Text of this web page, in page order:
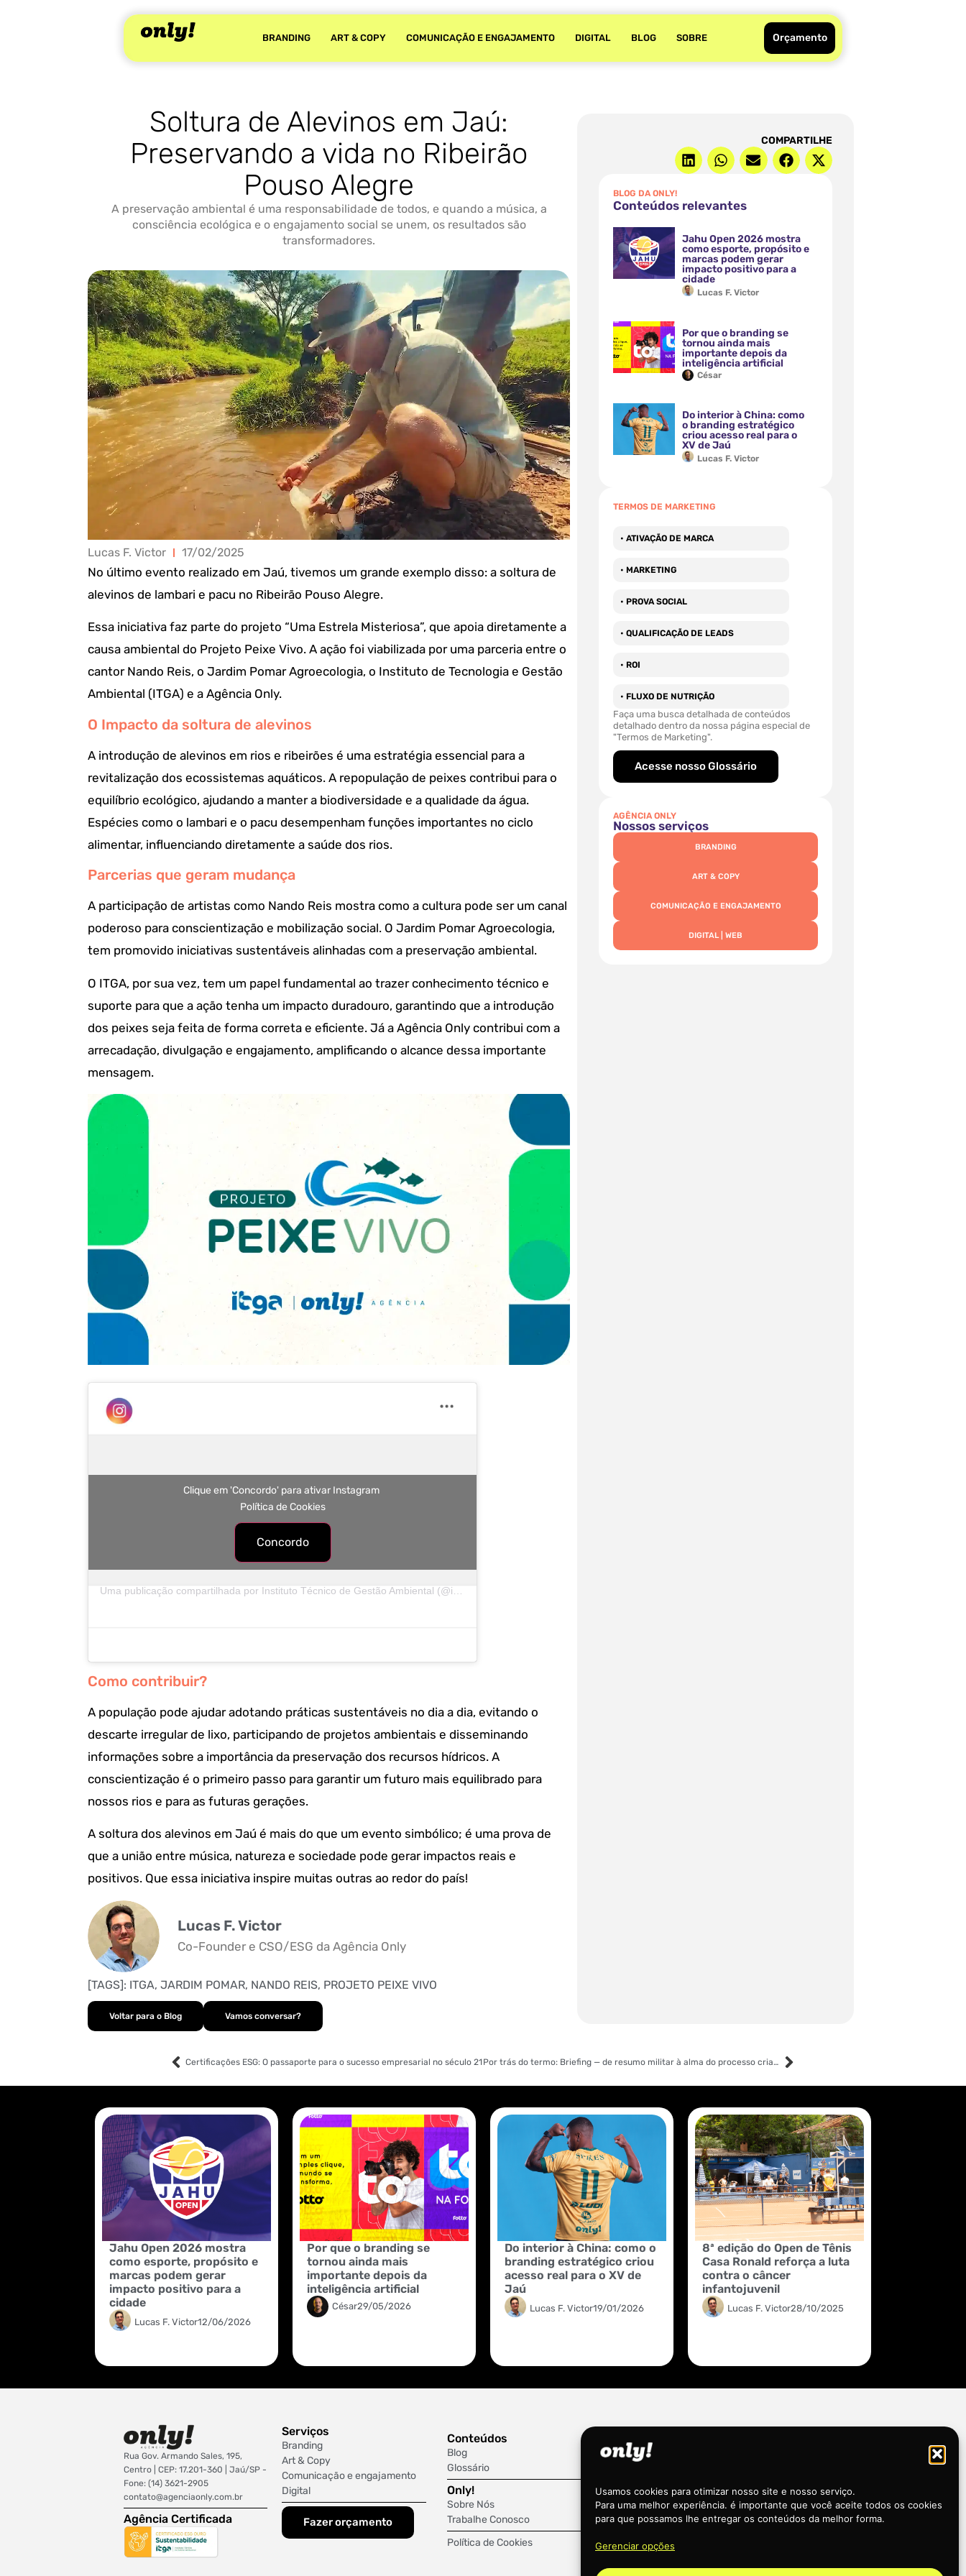
Usamos cookies para otimizar nosso site e nosso serviço.
Para uma melhor experiência. é importante que você aceite todos os cookies
para que possamos lhe entregar os conteúdos da melhor forma.
Gerenciar opções
BRANDING ART & COPY COMUNICAÇÃO E ENGAJAMENTO DIGITAL BLOG SOBRE Orçamento
Soltura de Alevinos em Jaú:
Preservando a vida no Ribeirão
Pouso Alegre
A preservação ambiental é uma responsabilidade de todos, e quando a música, a
consciência ecológica e o engajamento social se unem, os resultados são
transformadores.
Lucas F. Victor 17/02/2025
No último evento realizado em Jaú, tivemos um grande exemplo disso: a soltura de
alevinos de lambari e pacu no Ribeirão Pouso Alegre.
Essa iniciativa faz parte do projeto “Uma Estrela Misteriosa”, que apoia diretamente a
causa ambiental do Projeto Peixe Vivo. A ação foi viabilizada por uma parceria entre o
cantor Nando Reis, o Jardim Pomar Agroecologia, o Instituto de Tecnologia e Gestão
Ambiental (ITGA) e a Agência Only.
O Impacto da soltura de alevinos
A introdução de alevinos em rios e ribeirões é uma estratégia essencial para a
revitalização dos ecossistemas aquáticos. A repopulação de peixes contribui para o
equilíbrio ecológico, ajudando a manter a biodiversidade e a qualidade da água.
Espécies como o lambari e o pacu desempenham funções importantes no ciclo
alimentar, influenciando diretamente a saúde dos rios.
Parcerias que geram mudança
A participação de artistas como Nando Reis mostra como a cultura pode ser um canal
poderoso para conscientização e mobilização social. O Jardim Pomar Agroecologia,
tem promovido iniciativas sustentáveis alinhadas com a preservação ambiental.
O ITGA, por sua vez, tem um papel fundamental ao trazer conhecimento técnico e
suporte para que a ação tenha um impacto duradouro, garantindo que a introdução
dos peixes seja feita de forma correta e eficiente. Já a Agência Only contribui com a
arrecadação, divulgação e engajamento, amplificando o alcance dessa importante
mensagem.
Uma publicação compartilhada por Instituto Técnico de Gestão Ambiental (@itga.oficial)
Clique em 'Concordo' para ativar Instagram
Política de Cookies
Concordo
Como contribuir?
A população pode ajudar adotando práticas sustentáveis no dia a dia, evitando o
descarte irregular de lixo, participando de projetos ambientais e disseminando
informações sobre a importância da preservação dos recursos hídricos. A
conscientização é o primeiro passo para garantir um futuro mais equilibrado para
nossos rios e para as futuras gerações.
A soltura dos alevinos em Jaú é mais do que um evento simbólico; é uma prova de
que a união entre música, natureza e sociedade pode gerar impactos reais e
positivos. Que essa iniciativa inspire muitas outras ao redor do país!
Lucas F. Victor
Co-Founder e CSO/ESG da Agência Only
[TAGS]: ITGA, JARDIM POMAR, NANDO REIS, PROJETO PEIXE VIVO
Voltar para o Blog Vamos conversar?
COMPARTILHE
BLOG DA ONLY!
Conteúdos relevantes
Jahu Open 2026 mostra
como esporte, propósito e
marcas podem gerar
impacto positivo para a
cidade
Lucas F. Victor
Por que o branding se
tornou ainda mais
importante depois da
inteligência artificial
César
Do interior à China: como
o branding estratégico
criou acesso real para o
XV de Jaú
Lucas F. Victor
TERMOS DE MARKETING
• ATIVAÇÃO DE MARCA
• MARKETING
• PROVA SOCIAL
• QUALIFICAÇÃO DE LEADS
• ROI
• FLUXO DE NUTRIÇÃO
Faça uma busca detalhada de conteúdos
detalhado dentro da nossa página especial de
"Termos de Marketing".
Acesse nosso Glossário
AGÊNCIA ONLY
Nossos serviços
BRANDING
ART & COPY
COMUNICAÇÃO E ENGAJAMENTO
DIGITAL | WEB
Certificações ESG: O passaporte para o sucesso empresarial no século 21 Por trás do termo: Briefing — de resumo militar à alma do processo criativo
Jahu Open 2026 mostra
como esporte, propósito e
marcas podem gerar
impacto positivo para a
cidade
Lucas F. Victor12/06/2026
Por que o branding se
tornou ainda mais
importante depois da
inteligência artificial
César29/05/2026
Do interior à China: como o
branding estratégico criou
acesso real para o XV de
Jaú
Lucas F. Victor19/01/2026
8ª edição do Open de Tênis
Casa Ronald reforça a luta
contra o câncer
infantojuvenil
Lucas F. Victor28/10/2025
Rua Gov. Armando Sales, 195,
Centro | CEP: 17.201-360 | Jaú/SP -
Fone: (14) 3621-2905
contato@agenciaonly.com.br
Agência Certificada
Serviços
Branding
Art & Copy
Comunicação e engajamento
Digital
Fazer orçamento
Conteúdos
Blog
Glossário
Only!
Sobre Nós
Trabalhe Conosco
Política de Cookies